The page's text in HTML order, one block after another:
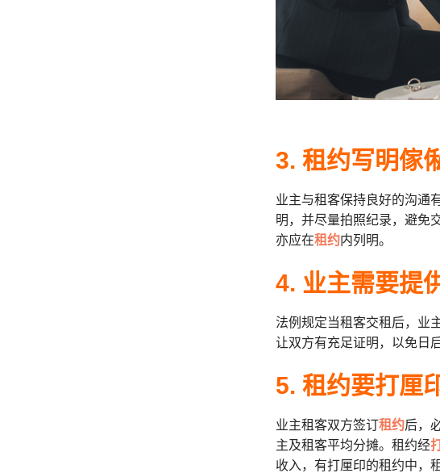
3. 租约写明傢
业主与租客保持良好的沟通
明，并尽量拍照纪录，避免
亦应在租约内列明。
4. 业主需要提
法例规定当租客交租后，业
让双方有充足证明，以免日
5. 租约要打厘
业主租客双方签订租约后，
主及租客平均分摊。租约经
收入，有打厘印的租约中，